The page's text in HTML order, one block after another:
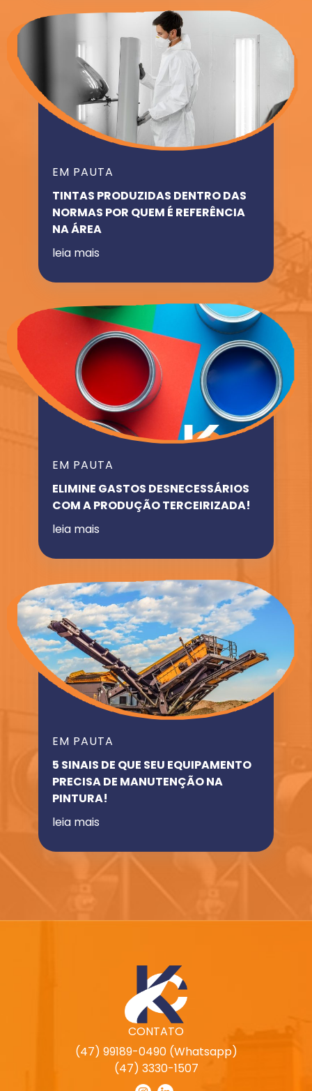
EM PAUTA
TINTAS PRODUZIDAS DENTRO DAS
NORMAS POR QUEM É REFERÊNCIA
NA ÁREA
leia mais
EM PAUTA
ELIMINE GASTOS DESNECESSÁRIOS
COM A PRODUÇÃO TERCEIRIZADA!
leia mais
EM PAUTA
5 SINAIS DE QUE SEU EQUIPAMENTO
PRECISA DE MANUTENÇÃO NA
PINTURA!
leia mais
CONTATO
(47) 99189-0490 (Whatsapp)
(47) 3330-1507